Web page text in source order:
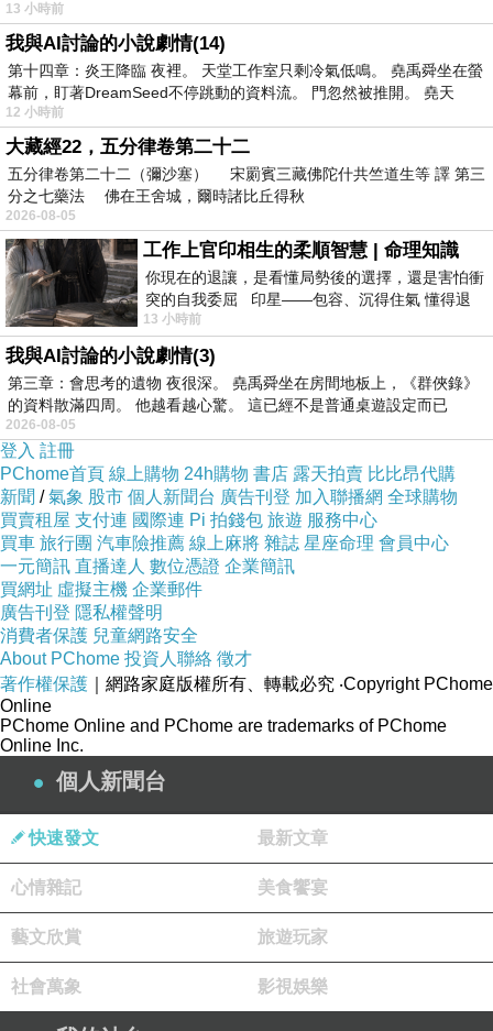
雪山羅列，東望神女峰，峰巒不知數。
右觀五冠峰，山嵐罩頂中。
左瞧無名山，又見山連山。
遠賞梅里主峰，霧深不知處。
山中濕地，草長鷹飛，
水池位於其中，
兩岸村舍、喇嘛寺相映紅，
時近黃昏，
池畔人馬川流不息，
其中往來男女衣著，悉如外人。
13 小時前
我與AI討論的小說劇情(14)
第十四章：炎王降臨 夜裡。 天堂工作室只剩冷氣低鳴。 堯禹舜坐在螢
幕前，盯著DreamSeed不停跳動的資料流。 門忽然被推開。 堯天
12 小時前
大藏經22，五分律卷第二十二
五分律卷第二十二（彌沙塞） 宋罽賓三藏佛陀什共竺道生等 譯 第三
分之七藥法 佛在王舍城，爾時諸比丘得秋
2026-08-05
工作上官印相生的柔順智慧 | 命理知識
你現在的退讓，是看懂局勢後的選擇，還是害怕衝
突的自我委屈 印星——包容、沉得住氣 懂得退
一步觀察，不會
13 小時前
我與AI討論的小說劇情(3)
第三章：會思考的遺物 夜很深。 堯禹舜坐在房間地板上，《群俠錄》
的資料散滿四周。 他越看越心驚。 這已經不是普通桌遊設定而已
2026-08-05
登入 註冊
PChome首頁 線上購物 24h購物 書店 露天拍賣 比比昂代購
新聞 /氣象 股市 個人新聞台 廣告刊登 加入聯播網 全球購物
買賣租屋 支付連 國際連 Pi 拍錢包 旅遊 服務中心
買車 旅行團 汽車險推薦 線上麻將 雜誌 星座命理 會員中心
一元簡訊 直播達人 數位憑證 企業簡訊
買網址 虛擬主機 企業郵件
廣告刊登 隱私權聲明
消費者保護 兒童網路安全
About PChome 投資人聯絡 徵才
著作權保護 ｜網路家庭版權所有、轉載必究 ‧Copyright PChome
Online
PChome Online and PChome are trademarks of PChome
Online Inc.
個人新聞台
快速發文 最新文章
心情雜記 美食饗宴
藝文欣賞 旅遊玩家
社會萬象 影視娛樂